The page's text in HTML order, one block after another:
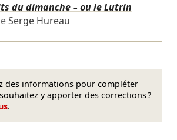
du dimanche – ou le Lutrin
Serge Hureau
des informations pour compléter
y apporter des corrections ?
.